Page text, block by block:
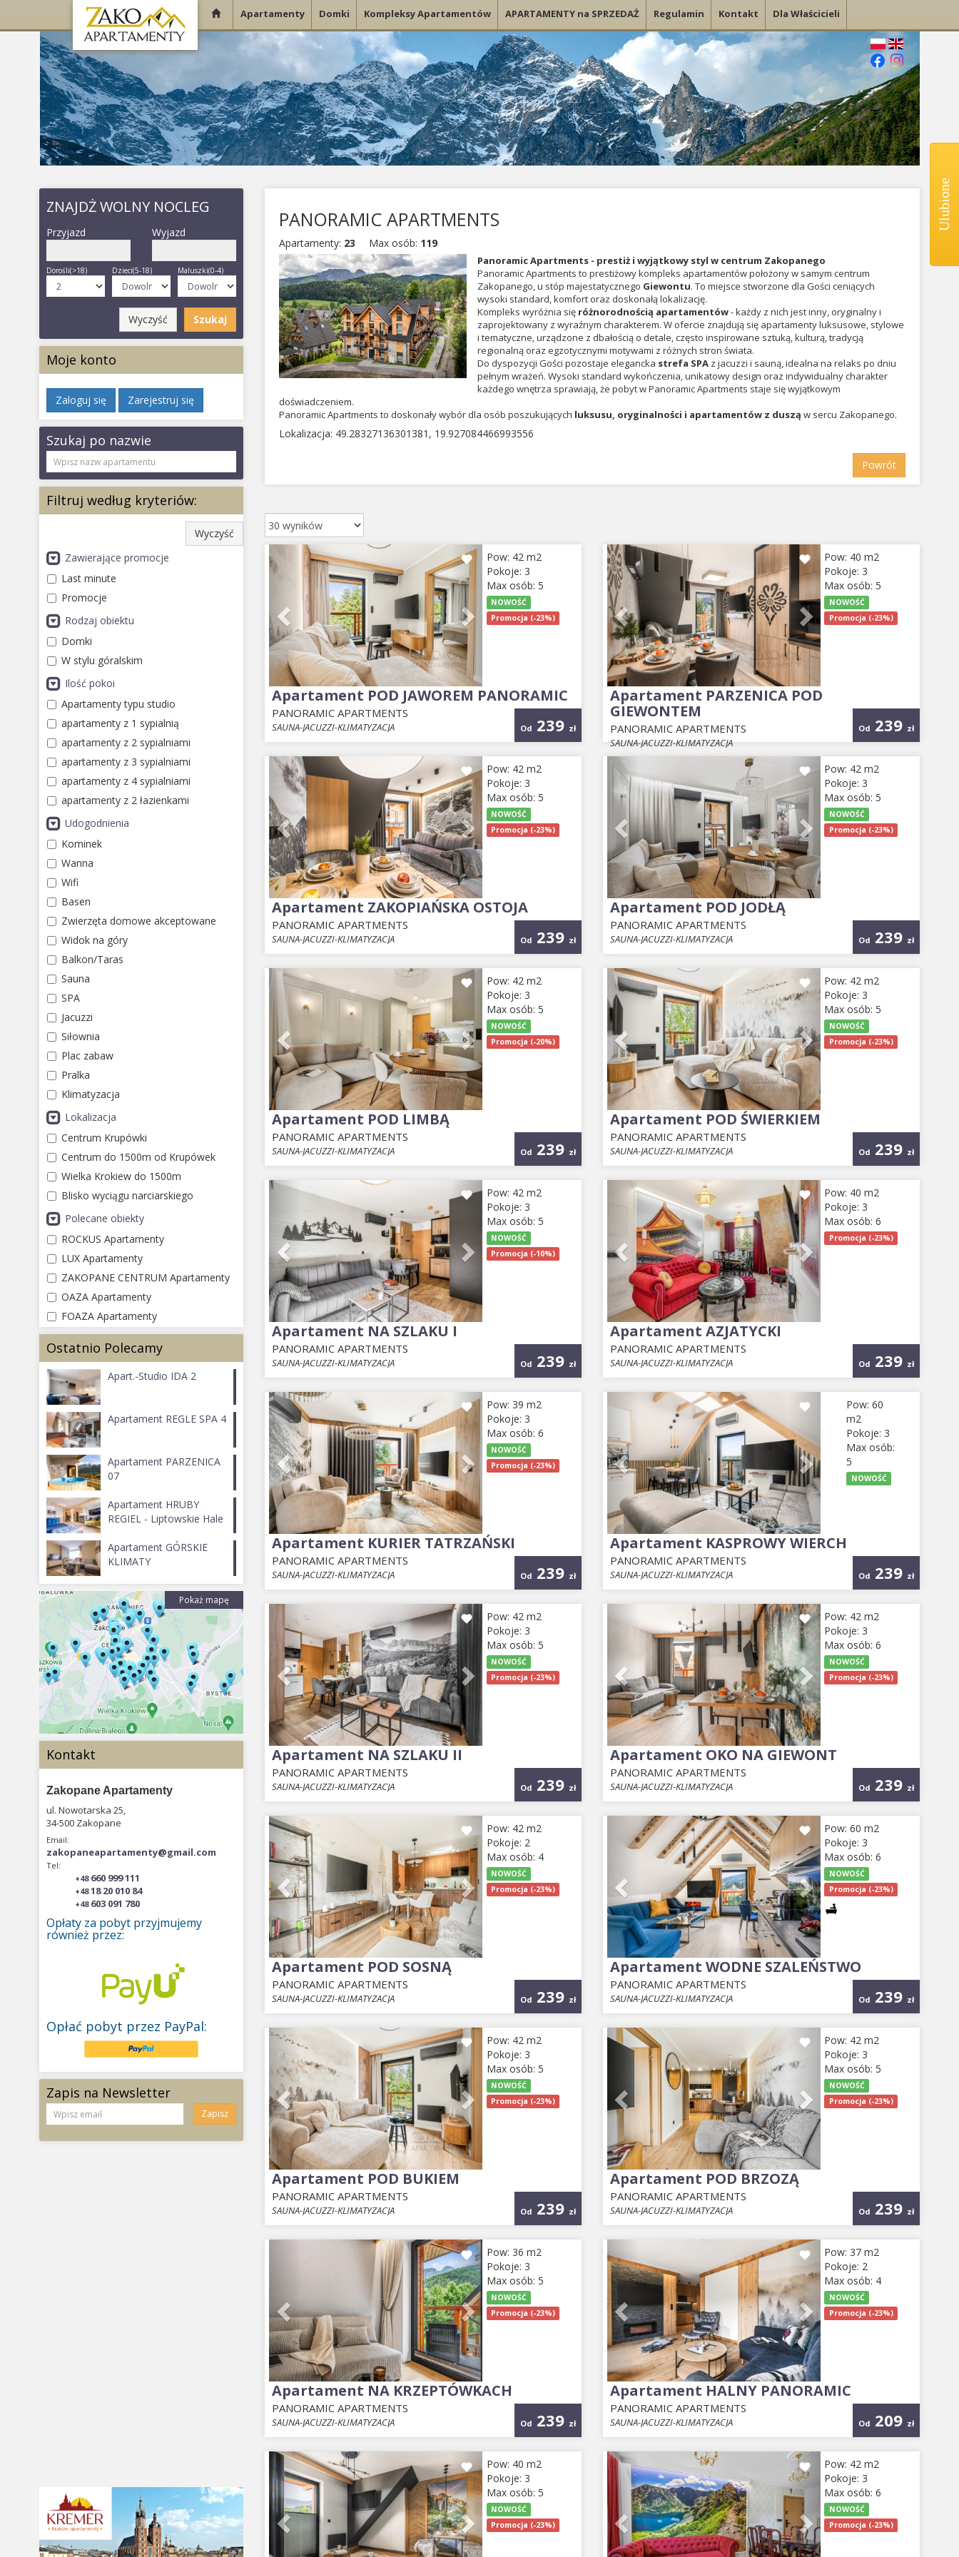
Apartamenty Domki Kompleksy Apartamentów APARTAMENTY na SPRZEDAŻ Regulamin Kontakt Dla Właścicieli
ZNAJDŻ WOLNY NOCLEG
Przyjazd Wyjazd
Dorośli(>18) Dzieci(5-18) Maluszki(0-4)
Szukaj
Wyczyść
Moje konto
Zaloguj się Zarejestruj się
Szukaj po nazwie
Filtruj według kryteriów:
Wyczyść
Zawierające promocje
Last minute
Promocje
Rodzaj obiektu
Domki
W stylu góralskim
Ilość pokoi
Apartamenty typu studio
apartamenty z 1 sypialnią
apartamenty z 2 sypialniami
apartamenty z 3 sypialniami
apartamenty z 4 sypialniami
apartamenty z 2 łazienkami
Udogodnienia
Kominek
Wanna
Wifi
Basen
Zwierzęta domowe akceptowane
Widok na góry
Balkon/Taras
Sauna
SPA
Jacuzzi
Siłownia
Plac zabaw
Pralka
Klimatyzacja
Lokalizacja
Centrum Krupówki
Centrum do 1500m od Krupówek
Wielka Krokiew do 1500m
Blisko wyciągu narciarskiego
Polecane obiekty
ROCKUS Apartamenty
LUX Apartamenty
ZAKOPANE CENTRUM Apartamenty
OAZA Apartamenty
FOAZA Apartamenty
Ostatnio Polecamy
Apart.-Studio IDA 2
Apartament REGLE SPA 4
Apartament PARZENICA
07
Apartament HRUBY
REGIEL - Liptowskie Hale
Apartament GÓRSKIE
KLIMATY
Pokaż mapę
Kontakt
Zakopane Apartamenty
ul. Nowotarska 25,
34-500 Zakopane
Email:
zakopaneapartamenty@gmail.com
Tel:
+48660 999 111
+4818 20 010 84
+48603 091 780
Opłaty za pobyt przyjmujemy
również przez:
Opłać pobyt przez PayPal:
Zapis na Newsletter
Zapisz
PANORAMIC APARTMENTS
Apartamenty: 23 Max osób: 119
Panoramic Apartments - prestiż i wyjątkowy styl w centrum Zakopanego
Panoramic Apartments to prestiżowy kompleks apartamentów położony w samym centrum
Zakopanego, u stóp majestatycznego Giewontu. To miejsce stworzone dla Gości ceniących
wysoki standard, komfort oraz doskonałą lokalizację.
Kompleks wyróżnia się różnorodnością apartamentów- każdy z nich jest inny, oryginalny i
zaprojektowany z wyraźnym charakterem. W ofercie znajdują się apartamenty luksusowe, stylowe
i tematyczne, urządzone z dbałością o detale, często inspirowane sztuką, kulturą, tradycją
regionalną oraz egzotycznymi motywami z różnych stron świata.
Do dyspozycji Gości pozostaje elegancka strefa SPA z jacuzzi i sauną, idealna na relaks po dniu
pełnym wrażeń. Wysoki standard wykończenia, unikatowy design oraz indywidualny charakter
każdego wnętrza sprawiają, że pobyt w Panoramic Apartments staje się wyjątkowym
doświadczeniem.
Panoramic Apartments to doskonały wybór dla osób poszukujących luksusu, oryginalności i apartamentów z duszą w sercu Zakopanego.
Lokalizacja: 49.28327136301381, 19.927084466993556
Powrót
Od 239 zł
Previous NextPow: 42 m2
Pokoje: 3
Max osób: 5
NOWOŚĆ
Promocja (-23%)
Apartament POD JAWOREM PANORAMIC
PANORAMIC APARTMENTS
SAUNA-JACUZZI-KLIMATYZACJA Od 239 zł
Previous NextPow: 40 m2
Pokoje: 3
Max osób: 5
NOWOŚĆ
Promocja (-23%)
Apartament PARZENICA POD
GIEWONTEM
PANORAMIC APARTMENTS
SAUNA-JACUZZI-KLIMATYZACJA
Od 239 zł
Previous NextPow: 42 m2
Pokoje: 3
Max osób: 5
NOWOŚĆ
Promocja (-23%)
Apartament ZAKOPIAŃSKA OSTOJA
PANORAMIC APARTMENTS
SAUNA-JACUZZI-KLIMATYZACJA Od 239 zł
Previous NextPow: 42 m2
Pokoje: 3
Max osób: 5
NOWOŚĆ
Promocja (-23%)
Apartament POD JODŁĄ
PANORAMIC APARTMENTS
SAUNA-JACUZZI-KLIMATYZACJA
Od 239 zł
Previous NextPow: 42 m2
Pokoje: 3
Max osób: 5
NOWOŚĆ
Promocja (-20%)
Apartament POD LIMBĄ
PANORAMIC APARTMENTS
SAUNA-JACUZZI-KLIMATYZACJA Od 239 zł
Previous NextPow: 42 m2
Pokoje: 3
Max osób: 5
NOWOŚĆ
Promocja (-23%)
Apartament POD ŚWIERKIEM
PANORAMIC APARTMENTS
SAUNA-JACUZZI-KLIMATYZACJA
Od 239 zł
Previous NextPow: 42 m2
Pokoje: 3
Max osób: 5
NOWOŚĆ
Promocja (-10%)
Apartament NA SZLAKU I
PANORAMIC APARTMENTS
SAUNA-JACUZZI-KLIMATYZACJA Od 239 zł
Previous NextPow: 40 m2
Pokoje: 3
Max osób: 6
Promocja (-23%)
Apartament AZJATYCKI
PANORAMIC APARTMENTS
SAUNA-JACUZZI-KLIMATYZACJA
Od 239 zł
Previous NextPow: 39 m2
Pokoje: 3
Max osób: 6
NOWOŚĆ
Promocja (-23%)
Apartament KURIER TATRZAŃSKI
PANORAMIC APARTMENTS
SAUNA-JACUZZI-KLIMATYZACJA Od 239 zł
Previous Next
Pow: 60
m2
Pokoje: 3
Max osób:
5
NOWOŚĆ
Apartament KASPROWY WIERCH
PANORAMIC APARTMENTS
SAUNA-JACUZZI-KLIMATYZACJA
Od 239 zł
Previous NextPow: 42 m2
Pokoje: 3
Max osób: 5
NOWOŚĆ
Promocja (-23%)
Apartament NA SZLAKU II
PANORAMIC APARTMENTS
SAUNA-JACUZZI-KLIMATYZACJA Od 239 zł
NextPow: 42 m2
Pokoje: 3
Max osób: 6
NOWOŚĆ
Promocja (-23%)
Apartament OKO NA GIEWONT
PANORAMIC APARTMENTS
SAUNA-JACUZZI-KLIMATYZACJA
Od 239 zł
Previous NextPow: 42 m2
Pokoje: 2
Max osób: 4
NOWOŚĆ
Promocja (-23%)
Apartament POD SOSNĄ
PANORAMIC APARTMENTS
SAUNA-JACUZZI-KLIMATYZACJA Od 239 zł
Previous NextPow: 60 m2
Pokoje: 3
Max osób: 6
NOWOŚĆ
Promocja (-23%)
Apartament WODNE SZALEŃSTWO
PANORAMIC APARTMENTS
SAUNA-JACUZZI-KLIMATYZACJA
Od 239 zł
Previous NextPow: 42 m2
Pokoje: 3
Max osób: 5
NOWOŚĆ
Promocja (-23%)
Apartament POD BUKIEM
PANORAMIC APARTMENTS
SAUNA-JACUZZI-KLIMATYZACJA Od 239 zł
Previous NextPow: 42 m2
Pokoje: 3
Max osób: 5
NOWOŚĆ
Promocja (-23%)
Apartament POD BRZOZĄ
PANORAMIC APARTMENTS
SAUNA-JACUZZI-KLIMATYZACJA
Od 239 zł
NextPow: 36 m2
Pokoje: 3
Max osób: 5
NOWOŚĆ
Promocja (-23%)
Apartament NA KRZEPTÓWKACH
PANORAMIC APARTMENTS
SAUNA-JACUZZI-KLIMATYZACJA Od 209 zł
NextPow: 37 m2
Pokoje: 2
Max osób: 4
NOWOŚĆ
Promocja (-23%)
Apartament HALNY PANORAMIC
PANORAMIC APARTMENTS
SAUNA-JACUZZI-KLIMATYZACJA
Previous NextPow: 40 m2
Pokoje: 3
Max osób: 5
NOWOŚĆ
Promocja (-23%)
Previous NextPow: 42 m2
Pokoje: 3
Max osób: 6
NOWOŚĆ
Promocja (-23%)
Ulubione